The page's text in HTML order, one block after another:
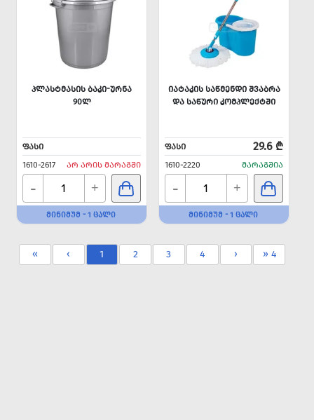
ᲞᲚᲐᲡᲢᲛᲐᲡᲘᲡ ᲑᲐᲙᲘ-ᲣᲠᲜᲐ
90Ლ
ᲤᲐᲡᲘ
1610-2617
ᲐᲠ ᲐᲠᲘᲡ ᲛᲐᲠᲐᲒᲨᲘ
- +
ᲛᲘᲜᲘᲛᲣᲛ - 1 ᲪᲐᲚᲘ
ᲘᲐᲢᲐᲙᲘᲡ ᲡᲐᲬᲛᲔᲜᲓᲘ ᲨᲕᲐᲑᲠᲐ
ᲓᲐ ᲡᲐᲬᲣᲠᲘ ᲙᲝᲛᲞᲚᲔᲥᲢᲨᲘ
ᲤᲐᲡᲘ 29.6 ₾
1610-2220 ᲛᲐᲠᲐᲒᲨᲘᲐ
- +
ᲛᲘᲜᲘᲛᲣᲛ - 1 ᲪᲐᲚᲘ
« ‹ 1 2 3 4 › » 4